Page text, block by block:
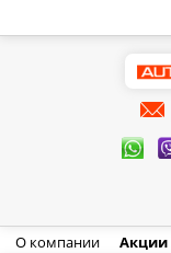
О компании Акции